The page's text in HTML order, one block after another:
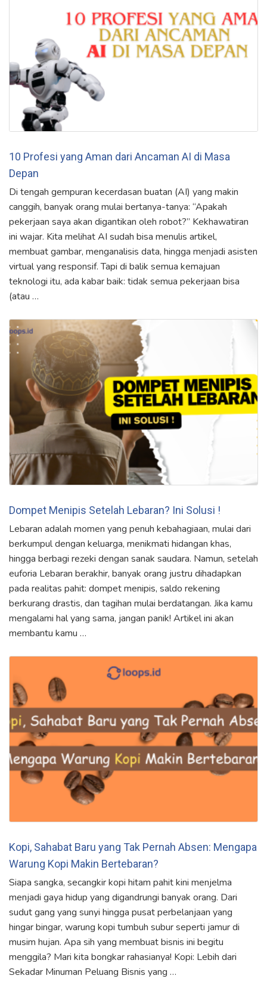
10 Profesi yang Aman dari Ancaman AI di Masa
Depan
Di tengah gempuran kecerdasan buatan (AI) yang makin
canggih, banyak orang mulai bertanya-tanya: “Apakah
pekerjaan saya akan digantikan oleh robot?” Kekhawatiran
ini wajar. Kita melihat AI sudah bisa menulis artikel,
membuat gambar, menganalisis data, hingga menjadi asisten
virtual yang responsif. Tapi di balik semua kemajuan
teknologi itu, ada kabar baik: tidak semua pekerjaan bisa
(atau …
Dompet Menipis Setelah Lebaran? Ini Solusi !
Lebaran adalah momen yang penuh kebahagiaan, mulai dari
berkumpul dengan keluarga, menikmati hidangan khas,
hingga berbagi rezeki dengan sanak saudara. Namun, setelah
euforia Lebaran berakhir, banyak orang justru dihadapkan
pada realitas pahit: dompet menipis, saldo rekening
berkurang drastis, dan tagihan mulai berdatangan. Jika kamu
mengalami hal yang sama, jangan panik! Artikel ini akan
membantu kamu …
Kopi, Sahabat Baru yang Tak Pernah Absen: Mengapa
Warung Kopi Makin Bertebaran?
Siapa sangka, secangkir kopi hitam pahit kini menjelma
menjadi gaya hidup yang digandrungi banyak orang. Dari
sudut gang yang sunyi hingga pusat perbelanjaan yang
hingar bingar, warung kopi tumbuh subur seperti jamur di
musim hujan. Apa sih yang membuat bisnis ini begitu
menggila? Mari kita bongkar rahasianya! Kopi: Lebih dari
Sekadar Minuman Peluang Bisnis yang …